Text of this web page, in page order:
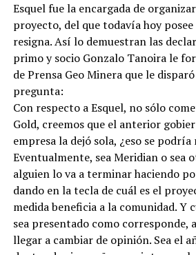
Esquel fue la encargada de
proyecto, del que todavía hoy posee
resigna. Así lo demuestran las
primo y socio Gonzalo Tanoira le
de Prensa Geo Minera que le
pregunta:
Con respecto a Esquel, no sólo
Gold, creemos que el anterior
empresa la dejó sola, ¿eso se
Eventualmente, sea Meridian o sea
alguien lo va a terminar haciendo
dando en la tecla de cuál es el
medida beneficia a la comunidad. Y
sea presentado como corresponde,
llegar a cambiar de opinión. Sea el